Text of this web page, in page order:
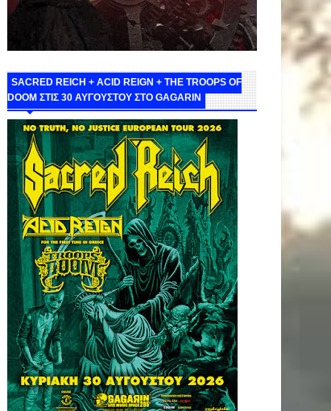
SACRED REICH + ACID REIGN + THE TROOPS OF
DOOM ΣΤΙΣ 30 ΑΥΓΟΥΣΤΟΥ ΣΤΟ GAGARIN